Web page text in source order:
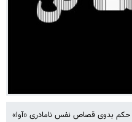
بدوی قصاص نفس نامادری «آوا»